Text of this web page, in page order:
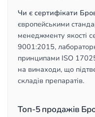
Чи є сертифікати
європейськими
менеджменту якості
9001:2015,
принципами ISO
на винаходи, що
складів препаратів.
Топ-5 продажів